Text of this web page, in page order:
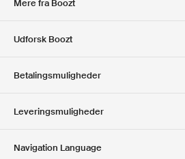
Mere fra Boozt
Club Boozt
Udforsk Boozt
Presse & udmærkelser
Betalingsmuligheder
Leveringsmuligheder
Navigation Language